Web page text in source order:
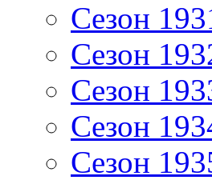
Сезон
Сезон
Сезон
Сезон
Сезон